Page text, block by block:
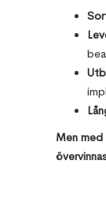
Men